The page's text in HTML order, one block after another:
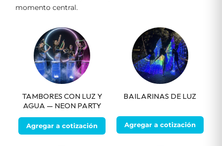
momento central.
TAMBORES CON LUZ Y
AGUA — NEON PARTY
Agregar a cotización
BAILARINAS DE LUZ
Agregar a cotización